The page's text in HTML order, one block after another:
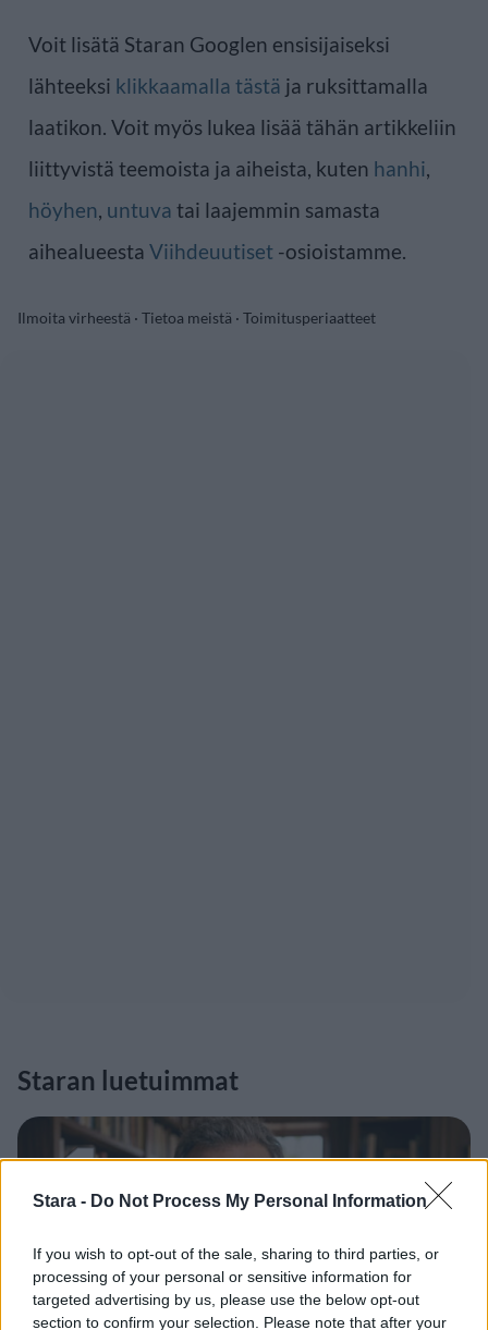
Stara - Do Not Process My Personal Information
If you wish to opt-out of the sale, sharing to third parties, or
processing of your personal or sensitive information for
targeted advertising by us, please use the below opt-out
section to confirm your selection. Please note that after your
Voit lisätä Staran Googlen ensisijaiseksi
lähteeksi klikkaamalla tästä ja ruksittamalla
laatikon. Voit myös lukea lisää tähän artikkeliin
liittyvistä teemoista ja aiheista, kuten hanhi,
höyhen, untuva tai laajemmin samasta
aihealueesta Viihdeuutiset -osioistamme.
Ilmoita virheestä · Tietoa meistä · Toimitusperiaatteet
Staran luetuimmat
1
UUTISET